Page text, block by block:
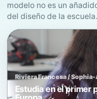
modelo no es un
del diseño de la escuela.
Riviera Francesa /
Estudia en el primer